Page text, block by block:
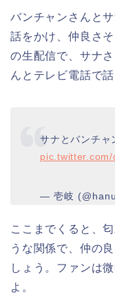
バンチャンさんと
話をかけ、仲良さ
の生配信で、サナ
んとテレビ電話で
サナとバンチャ
pic.twitter.com/
— 壱岐
ここまでくると、
うな関係で、仲の
しょう。ファンは
よ。